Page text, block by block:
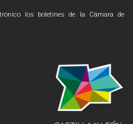
los boletines de la Cámara de